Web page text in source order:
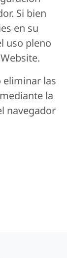
Si bien
en su
uso pleno
eliminar las
la
navegador